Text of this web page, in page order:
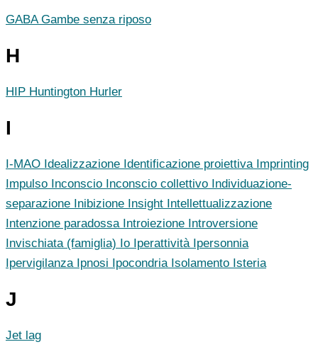
GABAGambe senza riposo
H
HIP Huntington Hurler
I
I-MAO Idealizzazione Identificazione proiettiva Imprinting
Impulso Inconscio Inconscio collettivo Individuazione-
separazione Inibizione Insight Intellettualizzazione
Intenzione paradossa Introiezione Introversione
Invischiata (famiglia) Io Iperattività Ipersonnia
Ipervigilanza Ipnosi Ipocondria Isolamento Isteria
J
Jet lag